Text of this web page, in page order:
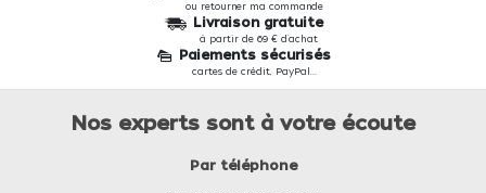
ou retourner ma commande
Livraison gratuite
à partir de 69 € d'achat
Paiements sécurisés
cartes de crédit, PayPal...
Nos experts sont à votre écoute
Par téléphone